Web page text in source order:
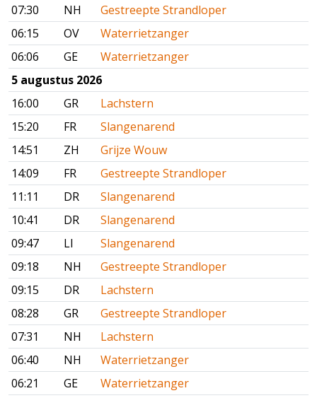
07:30
NH
Gestreepte Strandloper
06:15
OV
Waterrietzanger
06:06
GE
Waterrietzanger
5 augustus 2026
16:00
GR
Lachstern
15:20
FR
Slangenarend
14:51
ZH
Grijze Wouw
14:09
FR
Gestreepte Strandloper
11:11
DR
Slangenarend
10:41
DR
Slangenarend
09:47
LI
Slangenarend
09:18
NH
Gestreepte Strandloper
09:15
DR
Lachstern
08:28
GR
Gestreepte Strandloper
07:31
NH
Lachstern
06:40
NH
Waterrietzanger
06:21
GE
Waterrietzanger